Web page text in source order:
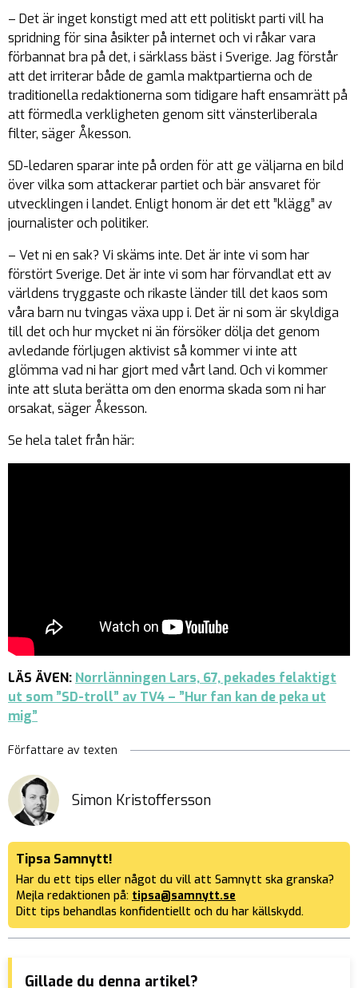
– Det är inget konstigt med att ett politiskt parti vill ha
spridning för sina åsikter på internet och vi råkar vara
förbannat bra på det, i särklass bäst i Sverige. Jag förstår
att det irriterar både de gamla maktpartierna och de
traditionella redaktionerna som tidigare haft ensamrätt på
att förmedla verkligheten genom sitt vänsterliberala
filter, säger Åkesson.
SD-ledaren sparar inte på orden för att ge väljarna en bild
över vilka som attackerar partiet och bär ansvaret för
utvecklingen i landet. Enligt honom är det ett ”klägg” av
journalister och politiker.
– Vet ni en sak? Vi skäms inte. Det är inte vi som har
förstört Sverige. Det är inte vi som har förvandlat ett av
världens tryggaste och rikaste länder till det kaos som
våra barn nu tvingas växa upp i. Det är ni som är skyldiga
till det och hur mycket ni än försöker dölja det genom
avledande förljugen aktivist så kommer vi inte att
glömma vad ni har gjort med vårt land. Och vi kommer
inte att sluta berätta om den enorma skada som ni har
orsakat, säger Åkesson.
Se hela talet från här:
LÄS ÄVEN: Norrlänningen Lars, 67, pekades felaktigt
ut som ”SD-troll” av TV4 – ”Hur fan kan de peka ut
mig”
Författare av texten
Simon Kristoffersson
Tipsa Samnytt!
Har du ett tips eller något du vill att Samnytt ska granska?
Mejla redaktionen på: tipsa@samnytt.se
Ditt tips behandlas konfidentiellt och du har källskydd.
Gillade du denna artikel?